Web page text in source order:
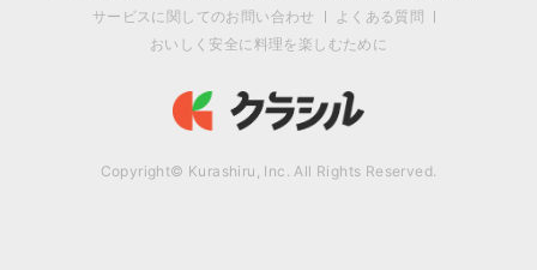
サービスに関してのお問い合わせ
よくある質問
おいしく安全に料理を楽しむために
Copyright© Kurashiru, Inc. All Rights Reserved.